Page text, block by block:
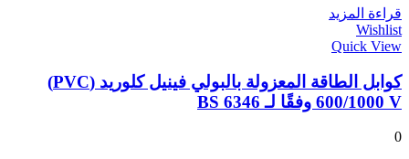
قراءة المزيد
Wishlist
Quick View
كوابل الطاقة المعزولة بالبولي فينيل كلوريد (PVC)
600/1000 V وفقًا لـ BS 6346
0